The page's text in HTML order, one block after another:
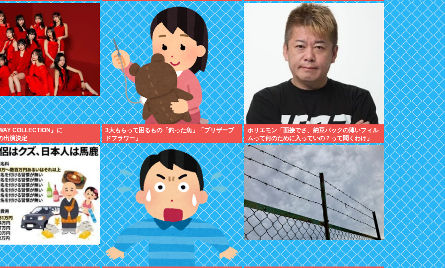
COLLECTION』に
出演決定
3大もらって困るもの「釣った魚」「プリザーブ
ドフラワー」
ホリエモン「面接でさ、納豆パックの薄いフィル
ムって何のために入っていの？って聞くわけ」